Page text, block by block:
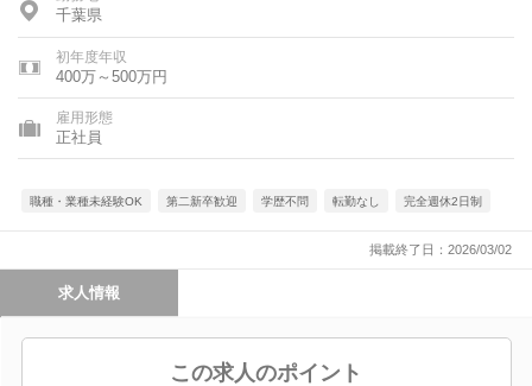
千葉県
初年度年収
400万～500万円
雇用形態
正社員
職種・業種未経験OK 第二新卒歓迎 学歴不問 転勤なし 完全週休2日制
掲載終了日：2026/03/02
求人情報
この求人のポイント